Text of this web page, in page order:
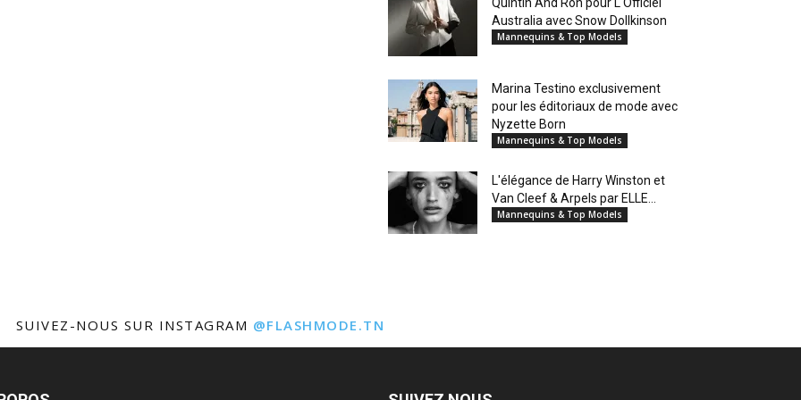
Australia avec Snow Dollkinson
Mannequins & Top Models
Marina Testino exclusivement
pour les éditoriaux de mode avec
Nyzette Born
Mannequins & Top Models
L'élégance de Harry Winston et
Van Cleef & Arpels par ELLE...
Mannequins & Top Models
SUIVEZ-NOUS SUR INSTAGRAM @FLASHMODE.TN